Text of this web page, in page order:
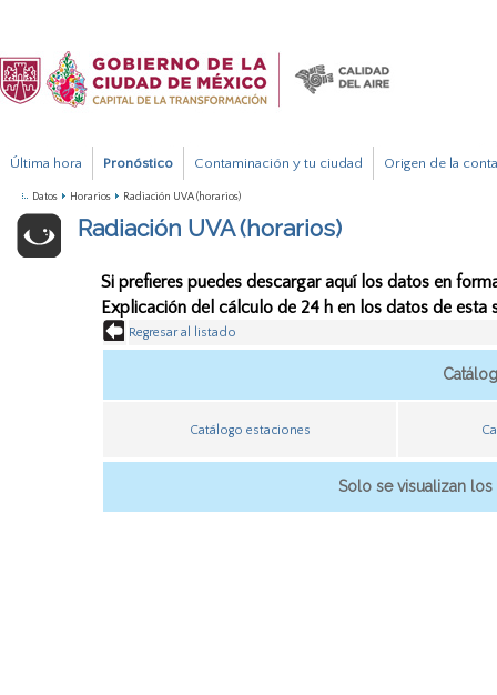
Última hora Pronóstico Contaminación y tu ciudad Origen de la
Datos Horarios Radiación UVA (horarios)
Radiación UVA (horarios)
Si prefieres puedes descargar aquí los datos en
Explicación del cálculo de 24 h en los datos de esta
Regresar al listado
Catálogo estaciones
Solo se visualizan